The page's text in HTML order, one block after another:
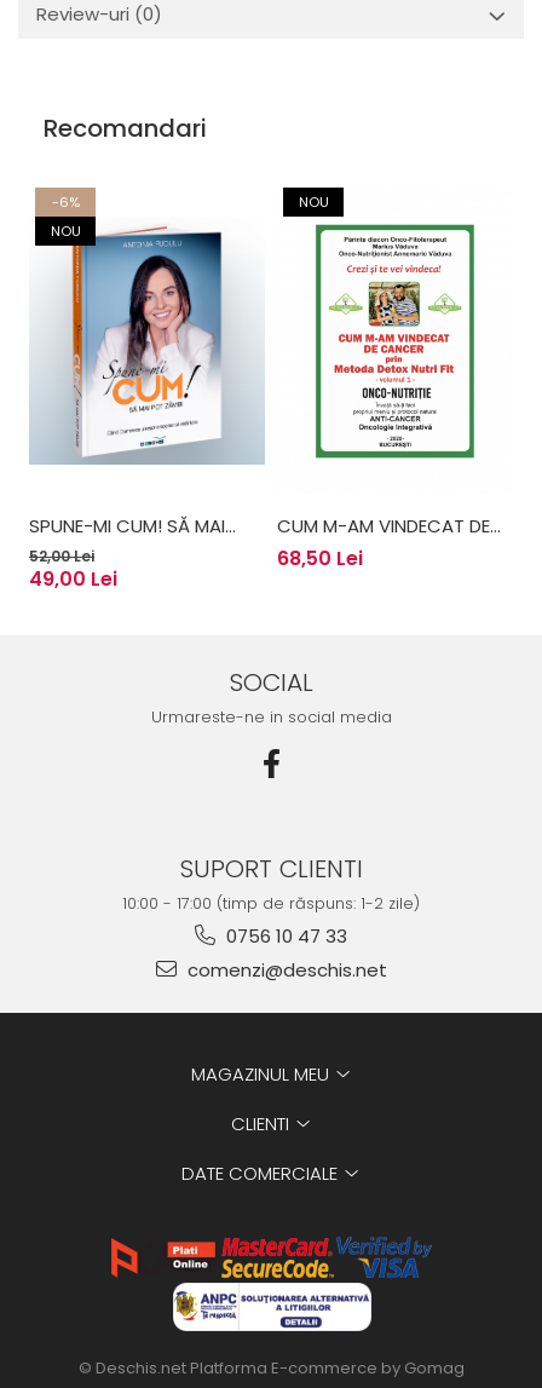
Review-uri (0)
Recomandari
-6%
NOU
SPUNE-MI CUM! SĂ MAI
POT ZÂMBI - ANTONIA
FUDULU
52,00 Lei
49,00 Lei
NOU
CUM M-AM VINDECAT DE
CANCER PRIN METODA
68,50 Lei
SOCIAL
Urmareste-ne in social media
SUPORT CLIENTI
10:00 - 17:00 (timp de răspuns: 1-2 zile)
0756 10 47 33
comenzi@deschis.net
MAGAZINUL MEU
CLIENTI
DATE COMERCIALE
© Deschis.net Platforma E-commerce by Gomag